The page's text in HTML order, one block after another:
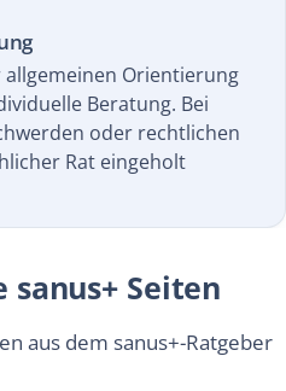
Orientierung
Beratung. Bei
oder rechtlichen
Rat eingeholt
sanus+ Seiten
aus dem sanus+-Ratgeber